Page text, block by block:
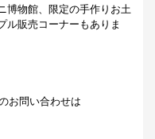
博物館、限定の手作りお土
ル販売コーナーもありま
お問い合わせは